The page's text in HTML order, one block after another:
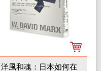
洋風和魂：日本如何在